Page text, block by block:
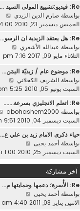
ر
ك
ة
م
ش
ر
ك
ة
د
آ
خ
ر
ش
ر
ك
ة
Re: فيديو:تشييع المولى السيد …
بواسطة صارم الدين الزيدي
ا
د
خ
م
ا
ر
ك
ة
الخميس ديسمبر 23, 2010 4:00 am
Re: هل يعتقد الزيدية ان الرسو…
بواسطة عبدالله الأشعري
ا
د
آ
خ
م
ش
ا
ر
ة
الثلاثاء مايو 09, 2017 7:16 pm
Re: موضوع عام / زيديّة اليمَن…
بواسطة الشريف الكحلاني
ا
د
آ
خ
ر
م
ش
ة
السبت يونيو 05, 2010 5:25 pm
Re: اتعلم الانجليزي بسرعة....…
بواسطة abohashem2000
السبت ديسمبر 04, 2010 9:51 am
حياء ذكرى الامام زيد بن علي ع…
بواسطة أحمد يحيى
ا
آ
خ
م
السبت ديسمبر 25, 2010 1:00 am
آخر مشاركة
Re: الأُسرة؛ دعمها وحمايتها م…
بواسطة أحمد يحيى
ا
الاثنين يناير 03, 2011 4:40 am